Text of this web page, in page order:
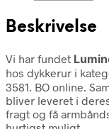
Beskrivelse
Vi har fundet
hos dykkerur i
3581. BO online.
bliver leveret i
fragt og få